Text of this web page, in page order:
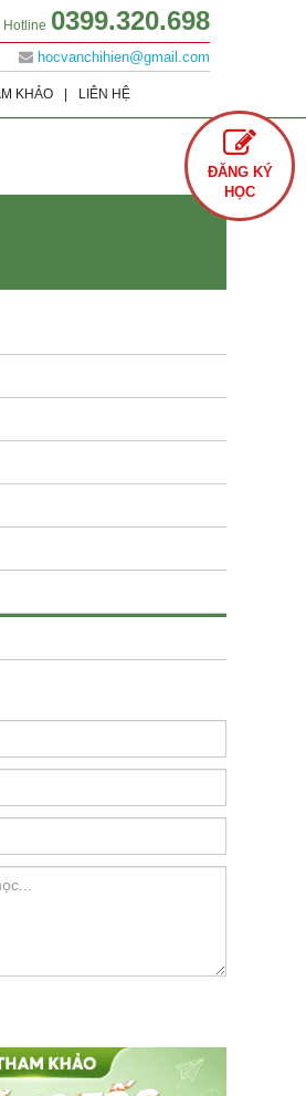
ĐĂNG KÝ
HỌC
Hotline 0399.320.698
hocvanchihien@gmail.com
KHẢO LIÊN HỆ